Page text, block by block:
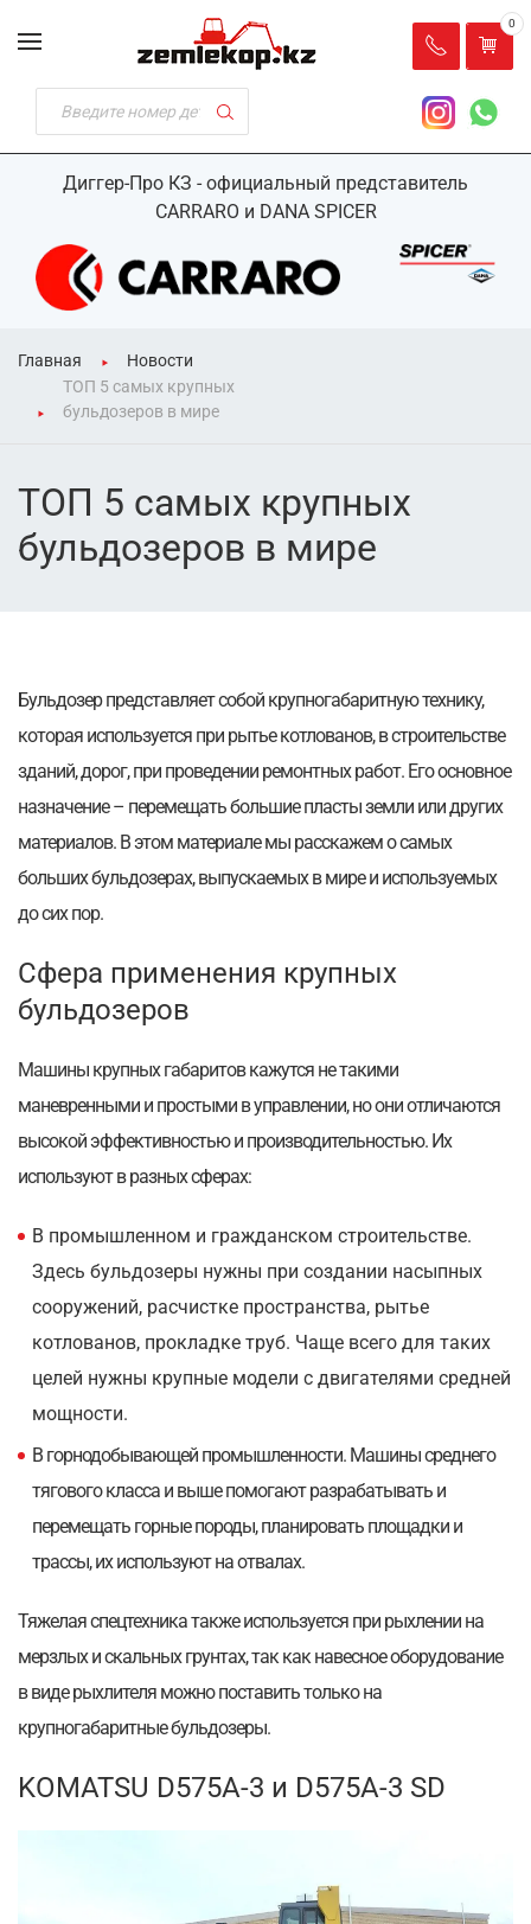
Диггер-Про КЗ - официальный представитель
CARRARO и DANA SPICER
0
Главная
Новости
ТОП 5 самых крупных
бульдозеров в мире⁠⁠
ТОП 5 самых крупных
бульдозеров в мире⁠⁠
Бульдозер представляет собой крупногабаритную технику,
которая используется при рытье котлованов, в строительстве
зданий, дорог, при проведении ремонтных работ. Его основное
назначение – перемещать большие пласты земли или других
материалов. В этом материале мы расскажем о самых
больших бульдозерах, выпускаемых в мире и используемых
до сих пор.
Сфера применения крупных
бульдозеров
Машины крупных габаритов кажутся не такими
маневренными и простыми в управлении, но они отличаются
высокой эффективностью и производительностью. Их
используют в разных сферах:
В промышленном и гражданском строительстве.
Здесь бульдозеры нужны при создании насыпных
сооружений, расчистке пространства, рытье
котлованов, прокладке труб. Чаще всего для таких
целей нужны крупные модели с двигателями средней
мощности.
В горнодобывающей промышленности. Машины среднего
тягового класса и выше помогают разрабатывать и
перемещать горные породы, планировать площадки и
трассы, их используют на отвалах.
Тяжелая спецтехника также используется при рыхлении на
мерзлых и скальных грунтах, так как навесное оборудование
в виде рыхлителя можно поставить только на
крупногабаритные бульдозеры.
KOMATSU D575A-3 и D575A-3 SD